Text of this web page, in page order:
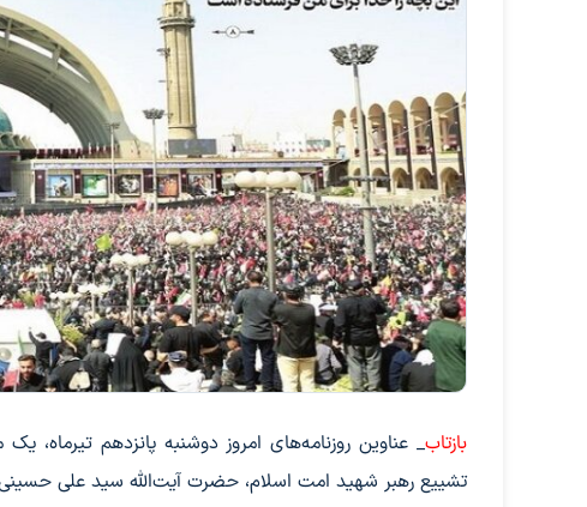
بازتاب_ عناوین روزنامه‌های امروز دوشنبه پانزدهم
تشییع رهبر شهید امت اسلام، حضرت آیت‌الله سید علی